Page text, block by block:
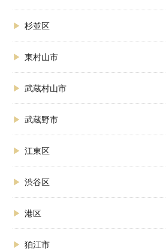
杉並区
東村山市
武蔵村山市
武蔵野市
江東区
渋谷区
港区
狛江市